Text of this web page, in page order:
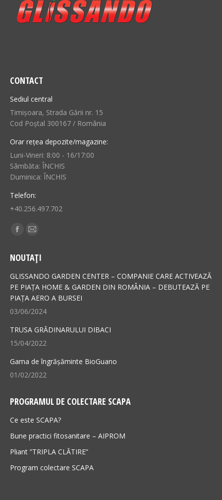
CONTACT
Sediul central
Timișoara, Strada Gării nr. 15
Cod Poștal 300167 / România
Orar rețea depozite/magazine:
Luni-Vineri: 8:00 - 16/17:00
Sâmbăta: ÎNCHIS
Duminica: ÎNCHIS
Telefon:
+40.256.497.702
Find us on:
Facebook
opens
in
new
window
Mail
opens
in
new
window
NOUTAȚI
GLISSANDO GARDEN CENTER – COMPANIE CARE ACTIVEAZĂ
PE PIAȚA HOME & GARDEN DIN ROMÂNIA – DEBUTEAZĂ PE
PIAȚA AERO A BURSEI
03/06/2024
TRUSA GRĂDINARULUI DIBACI
15/04/2022
Gama de îngrășăminte BioGuano
01/02/2022
PROGRAMUL DE COLECTARE SCAPA
Ce este SCAPA?
Bune practici fitosanitare – AIPROM
Pliant ”TRIPLA CLĂTIRE”
Program colectare SCAPA